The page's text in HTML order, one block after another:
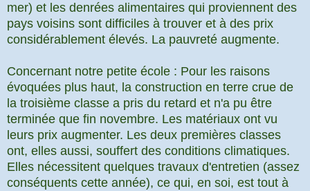
mer) et les denrées alimentaires qui proviennent des
pays voisins sont difficiles à trouver et à des prix
considérablement élevés. La pauvreté augmente.
Concernant notre petite école : Pour les raisons
évoquées plus haut, la construction en terre crue de
la troisième classe a pris du retard et n'a pu être
terminée que fin novembre. Les matériaux ont vu
leurs prix augmenter. Les deux premières classes
ont, elles aussi, souffert des conditions climatiques.
Elles nécessitent quelques travaux d'entretien (assez
conséquents cette année), ce qui, en soi, est tout à